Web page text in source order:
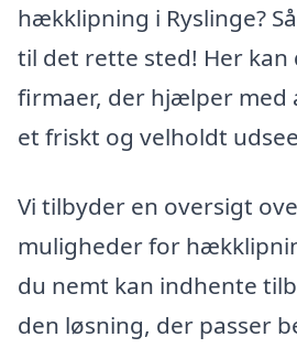
hækklipning i Ryslinge?
til det rette sted! Her kan
firmaer, der hjælper med
et friskt og velholdt
Vi tilbyder en oversigt
muligheder for
du nemt kan indhente
den løsning, der passer